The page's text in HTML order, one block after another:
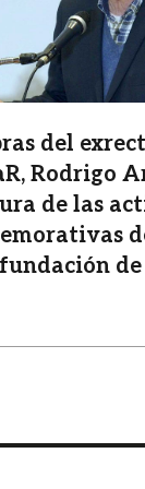
del
Rodrigo
de las
de